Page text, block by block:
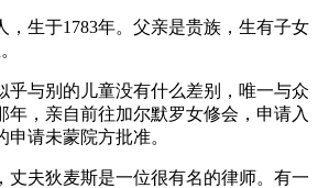
，生于1783年。父亲是贵族，生有子女
乎与别的儿童没有什么差别，唯一与众
年，亲自前往加尔默罗女修会，申请入
请未蒙院方批准。
丈夫狄麦斯是一位很有名的律师。有一